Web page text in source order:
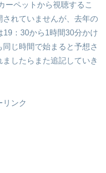
ーペットから視聴するこ
されていませんが、去年の
19：30から1時間30分かけ
じ時間で始まると予想さ
したらまた追記していき
リンク